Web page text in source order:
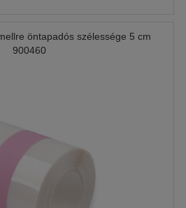
öntapadós szélessége 5 cm
900460